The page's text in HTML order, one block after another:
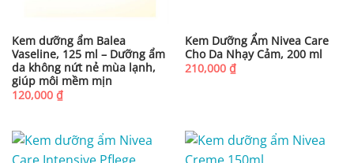
Kem dưỡng ẩm Balea
Vaseline, 125 ml – Dưỡng ẩm
da không nứt nẻ mùa lạnh,
giúp môi mềm mịn
120,000 ₫
Kem Dưỡng Ẩm Nivea Care
Cho Da Nhạy Cảm, 200 ml
210,000 ₫